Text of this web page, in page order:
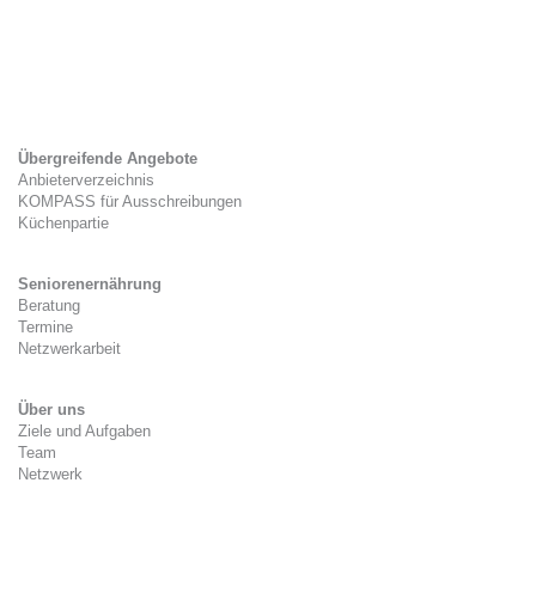
Übergreifende Angebote
Anbieterverzeichnis
KOMPASS für Ausschreibungen
Küchenpartie
Seniorenernährung
Beratung
Termine
Netzwerkarbeit
Über uns
Ziele und Aufgaben
Team
Netzwerk